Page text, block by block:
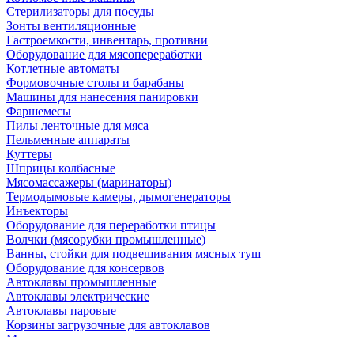
Стерилизаторы для посуды
Зонты вентиляционные
Гастроемкости, инвентарь, противни
Оборудование для мясопереработки
Котлетные автоматы
Формовочные столы и барабаны
Машины для нанесения панировки
Фаршемесы
Пилы ленточные для мяса
Пельменные аппараты
Куттеры
Шприцы колбасные
Мясомассажеры (маринаторы)
Термодымовые камеры, дымогенераторы
Инъекторы
Оборудование для переработки птицы
Волчки (мясорубки промышленные)
Ванны, стойки для подвешивания мясных туш
Оборудование для консервов
Автоклавы промышленные
Автоклавы электрические
Автоклавы паровые
Корзины загрузочные для автоклавов